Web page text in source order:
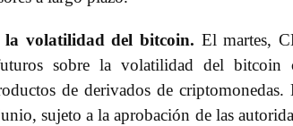
la volatilidad del bitcoin. El martes,
sobre la volatilidad del bitcoin
de derivados de criptomonedas.
sujeto a la aprobación de las